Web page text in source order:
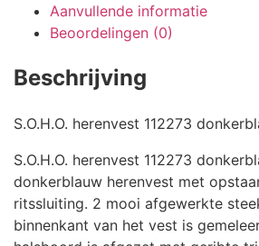
Aanvullende informatie
Beoordelingen (0)
Beschrijving
S.O.H.O. herenvest 112273
S.O.H.O. herenvest 112273
donkerblauw herenvest met
ritssluiting. 2 mooi afgewerkte
binnenkant van het vest is